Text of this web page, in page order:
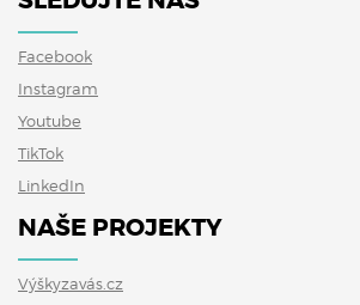
Facebook
Instagram
Youtube
TikTok
LinkedIn
NAŠE PROJEKTY
Výškyzavás.cz